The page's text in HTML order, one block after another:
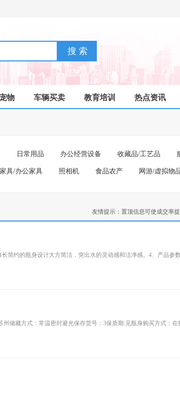
宠物 车辆买卖 教育培训 热点资讯
日常用品 办公经营设备 收藏品/工艺品
家具/办公家具 照相机 食品农产 网游/虚拟物
友情提示：置顶信息可使成交率提